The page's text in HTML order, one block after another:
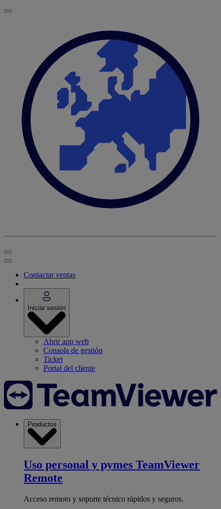
Contactar ventas
Iniciar sesión
Abrir app web
Consola de gestión
Ticket
Portal del cliente
Productos
Uso personal y pymes TeamViewer
Remote
Acceso remoto y soporte técnico rápidos y seguros.